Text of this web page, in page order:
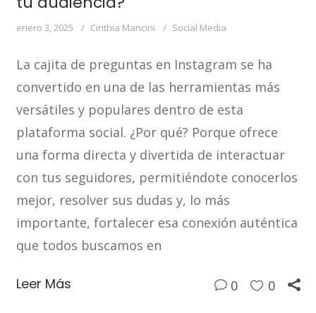
enero 3, 2025 Cinthia Mancini Social Media
La cajita de preguntas en Instagram se ha
convertido en una de las herramientas más
versátiles y populares dentro de esta
plataforma social. ¿Por qué? Porque ofrece
una forma directa y divertida de interactuar
con tus seguidores, permitiéndote conocerlos
mejor, resolver sus dudas y, lo más
importante, fortalecer esa conexión auténtica
que todos buscamos en
Leer Más 0 0